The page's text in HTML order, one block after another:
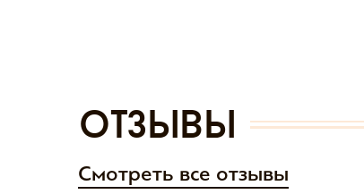
отзывы
Смотреть все отзывы